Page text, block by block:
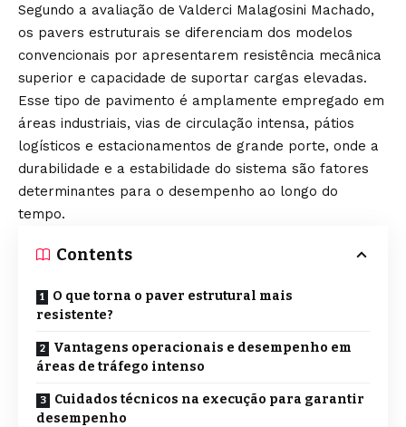
Segundo a avaliação de Valderci Malagosini Machado,
os pavers estruturais se diferenciam dos modelos
convencionais por apresentarem resistência mecânica
superior e capacidade de suportar cargas elevadas.
Esse tipo de pavimento é amplamente empregado em
áreas industriais, vias de circulação intensa, pátios
logísticos e estacionamentos de grande porte, onde a
durabilidade e a estabilidade do sistema são fatores
determinantes para o desempenho ao longo do
tempo.
Contents
O que torna o paver estrutural mais
resistente?
Vantagens operacionais e desempenho em
áreas de tráfego intenso
Cuidados técnicos na execução para garantir
desempenho